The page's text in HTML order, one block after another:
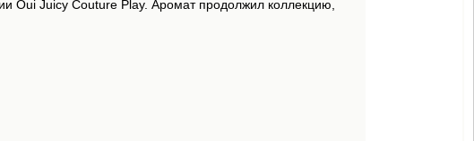
Oui Juicy Couture Play. Аромат продолжил коллекцию,